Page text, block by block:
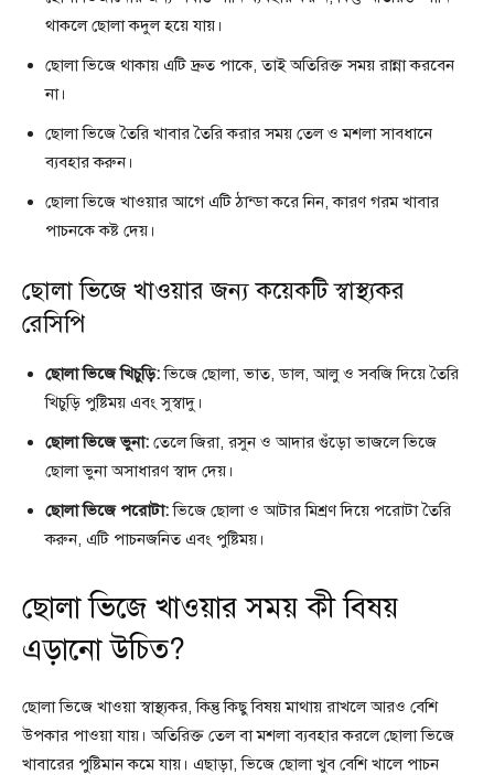
থাকলে ছোলা কদুল হয়ে যায়।
ছোলা ভিজে থাকায় এটি দ্রুত পাকে, তাই অতিরিক্ত সময় রান্না করবেন
না।
ছোলা ভিজে তৈরি খাবার তৈরি করার সময় তেল ও মশলা সাবধানে
ব্যবহার করুন।
ছোলা ভিজে খাওয়ার আগে এটি ঠান্ডা করে নিন, কারণ গরম খাবার
পাচনকে কষ্ট দেয়।
ছোলা ভিজে খাওয়ার জন্য কয়েকটি স্বাস্থ্যকর
রেসিপি
ছোলা ভিজে খিচুড়ি:ভিজে ছোলা, ভাত, ডাল, আলু ও সবজি দিয়ে তৈরি
খিচুড়ি পুষ্টিময় এবং সুস্বাদু।
ছোলা ভিজে ভুনা: তেলে জিরা, রসুন ও আদার গুঁড়ো ভাজলে ভিজে
ছোলা ভুনা অসাধারণ স্বাদ দেয়।
ছোলা ভিজে পরোটা:ভিজে ছোলা ও আটার মিশ্রণ দিয়ে পরোটা তৈরি
করুন, এটি পাচনজনিত এবং পুষ্টিময়।
ছোলা ভিজে খাওয়ার সময় কী বিষয়
এড়ানো উচিত?
ছোলা ভিজে খাওয়া স্বাস্থ্যকর, কিন্তু কিছু বিষয় মাথায় রাখলে আরও বেশি
উপকার পাওয়া যায়। অতিরিক্ত তেল বা মশলা ব্যবহার করলে ছোলা ভিজে
খাবারের পুষ্টিমান কমে যায়। এছাড়া, ভিজে ছোলা খুব বেশি খালে পাচন